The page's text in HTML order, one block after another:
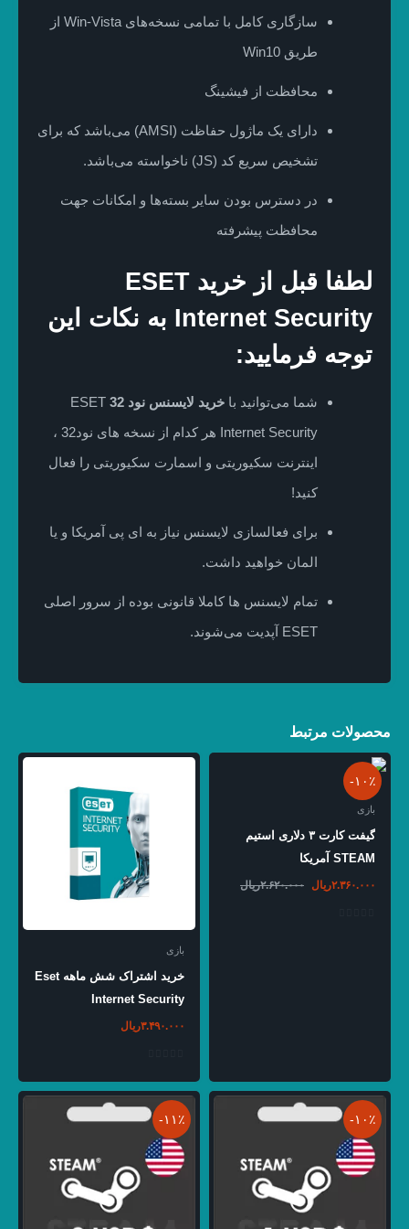
سازگاری کامل با تمامی نسخه‌های Win-Vista از
طریق Win10
محافظت از فیشینگ
دارای یک ماژول حفاظت (AMSI) می‌باشد که برای
تشخیص سریع کد (JS) ناخواسته می‌باشد.
در دسترس بودن سایر بسته‌ها و امکانات جهت
محافظت پیشرفته
لطفا قبل از خرید ESET
Internet Security به نکات این
توجه فرمایید:
شما می‌توانید با خرید لایسنس نود 32
ESET
Internet Security هر کدام از نسخه های نود32 ،
اینترنت سکیوریتی و اسمارت سکیوریتی را فعال
کنید!
برای فعالسازی لایسنس نیاز به ای پی آمریکا و یا
المان خواهید داشت.
تمام لایسنس ها کاملا قانونی بوده از سرور اصلی
ESET آپدیت می‌شوند.
محصولات مرتبط
بازی
گیفت کارت ۳ دلاری استیم
STEAM آمریکا
ریال۲.۶۲۰.۰۰۰
قیمت ریال۲.۳۶۰.۰۰۰
قیمت
-۱۰٪
بازی
خرید اشتراک شش ماهه Eset
Internet Security
ریال۳.۴۹۰.۰۰۰
-۱۰٪ -۱۱٪